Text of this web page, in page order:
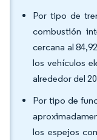
Por tipo de
combustión
cercana al
los vehículos
alrededor del
Por tipo de
los espejos